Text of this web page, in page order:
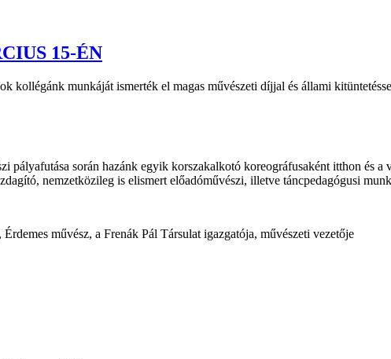
15-ÉN
kollégánk munkáját ismerték el magas művészeti díjjal és állami
pályafutása során hazánk egyik korszakalkotó koreográfusaként itthon és
nemzetközileg is elismert előadóművészi, illetve táncpedagógusi
művész, a Frenák Pál Társulat igazgatója, művészeti vezetője